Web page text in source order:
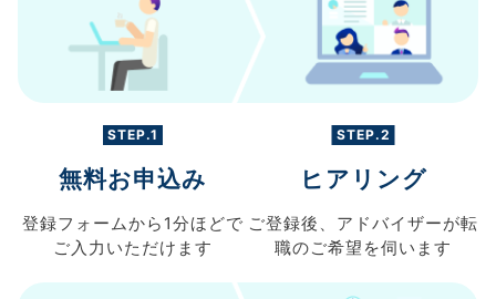
STEP.1
無料お申込み
登録フォームから 1分ほどで
ご入力 いただけます
STEP.2
ヒアリング
ご登録後、 アドバイザーが転
職のご希望を伺います